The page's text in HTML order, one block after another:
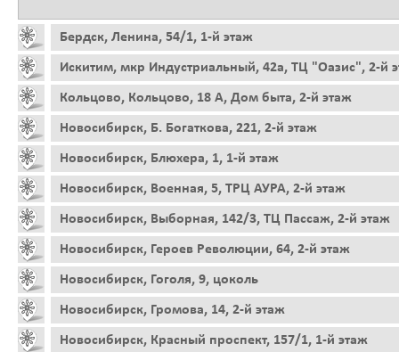
Бердск, Ленина, 54/1, 1-й этаж
Искитим, мкр Индустриальный, 42а, ТЦ "Оазис", 2-й
Кольцово, Кольцово, 18 А, Дом быта, 2-й этаж
Новосибирск, Б. Богаткова, 221, 2-й этаж
Новосибирск, Блюхера, 1, 1-й этаж
Новосибирск, Военная, 5, ТРЦ АУРА, 2-й этаж
Новосибирск, Выборная, 142/3, ТЦ Пассаж, 2-й этаж
Новосибирск, Героев Революции, 64, 2-й этаж
Новосибирск, Гоголя, 9, цоколь
Новосибирск, Громова, 14, 2-й этаж
Новосибирск, Красный проспект, 157/1, 1-й этаж